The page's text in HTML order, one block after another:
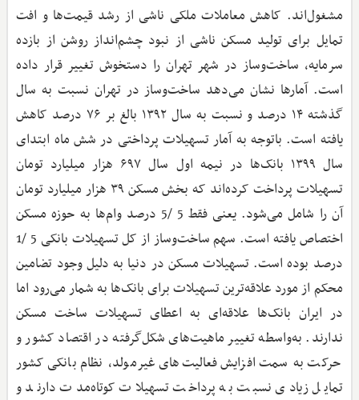
مشغول‌اند. کاهش معاملات ملکی ناشی از رشد قیمت‌ها و افت
تمایل برای تولید مسکن ناشی از نبود چشم‌انداز روشن از بازده
سرمایه، ساخت‌وساز در شهر تهران را دستخوش تغییر قرار داده
است. آمارها نشان می‌دهد ساخت‌وساز در تهران نسبت به سال
گذشته ۱۴ درصد و نسبت به سال ۱۳۹۲ بالغ بر ۷۶ درصد کاهش
‌یافته است. باتوجه ‌به آمار تسهیلات پرداختی در شش‌ ماه ابتدای
سال ۱۳۹۹ بانک‌ها در نیمه اول سال ۶۹۷ هزار میلیارد تومان
تسهیلات پرداخت کرده‌اند که بخش مسکن ۳۹ هزار میلیارد تومان
آن را شامل می‌شود. یعنی فقط 5 /5 درصد وام‌ها به حوزه مسکن
اختصاص ‌یافته است. سهم ساخت‌وساز از کل تسهیلات بانکی 5 /1
درصد بوده است. تسهیلات مسکن در دنیا به دلیل وجود تضامین
محکم از مورد علاقه‌ترین تسهیلات برای بانک‌ها به شمار می‌رود اما
در ایران بانک‌ها علاقه‌ای به اعطای تسهیلات ساخت مسکن
ندارند. به‌واسطه تغییر ماهیت‌های شکل‌گرفته در اقتصاد کشور و
حرکت به سمت افزایش فعالیت‌های غیرمولد، نظام بانکی کشور
تمایل زیادی نسبت به پرداخت تسهیلات کوتاه‌مدت دارند و